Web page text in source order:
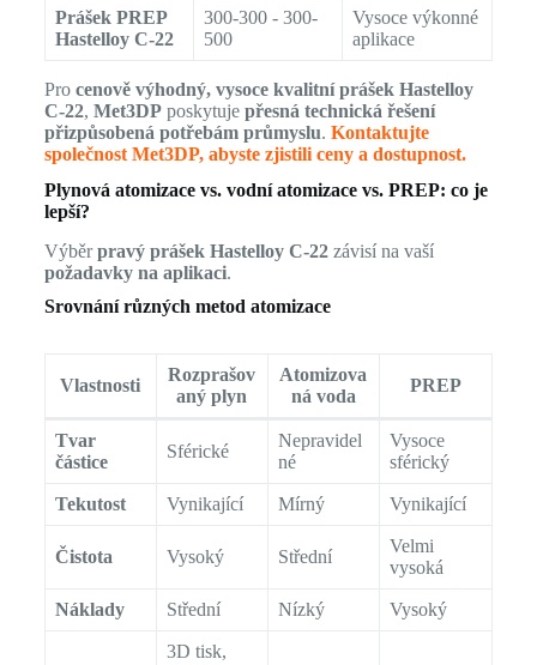
Prášek PREP
Hastelloy C-22
300-300 - 300-
500
Vysoce výkonné
aplikace
Pro cenově výhodný, vysoce kvalitní prášek Hastelloy
C-22, Met3DPposkytuje přesná technická řešení
přizpůsobená potřebám průmyslu. Kontaktujte
společnost Met3DP, abyste zjistili ceny a dostupnost.
Plynová atomizace vs. vodní atomizace vs. PREP: co je
lepší?
Výběrpravý prášek Hastelloy C-22závisí na vaší
požadavky na aplikaci.
Srovnání různých metod atomizace
Vlastnosti
Rozprašov
aný plyn
Atomizova
ná voda
PREP
Tvar
částice
Sférické
Nepravidel
né
Vysoce
sférický
Tekutost Vynikající Mírný Vynikající
Čistota Vysoký Střední
Velmi
vysoká
Náklady Střední Nízký Vysoký
3D tisk,